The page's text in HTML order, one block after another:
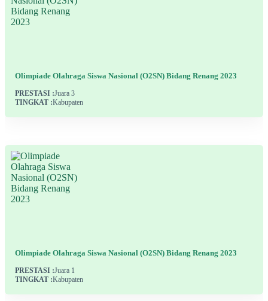
Olimpiade Olahraga Siswa Nasional (O2SN) Bidang Renang 2023
PRESTASI :Juara 3
TINGKAT :Kabupaten
Olimpiade Olahraga Siswa Nasional (O2SN) Bidang Renang 2023
PRESTASI :Juara 1
TINGKAT :Kabupaten